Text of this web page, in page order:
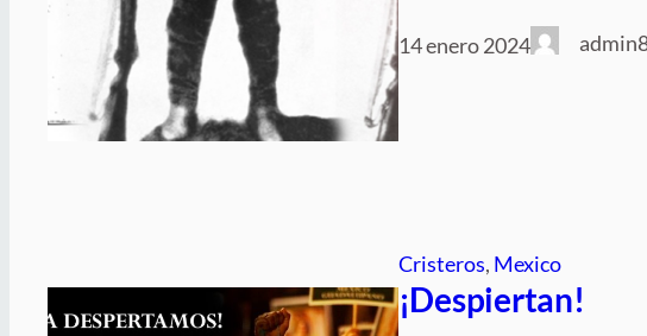
14 enero 2024
Cristeros, Mexico
¡Despiertan!